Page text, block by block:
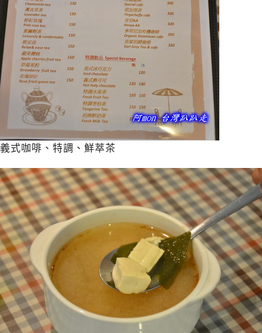
義式咖啡、特調、鮮萃茶